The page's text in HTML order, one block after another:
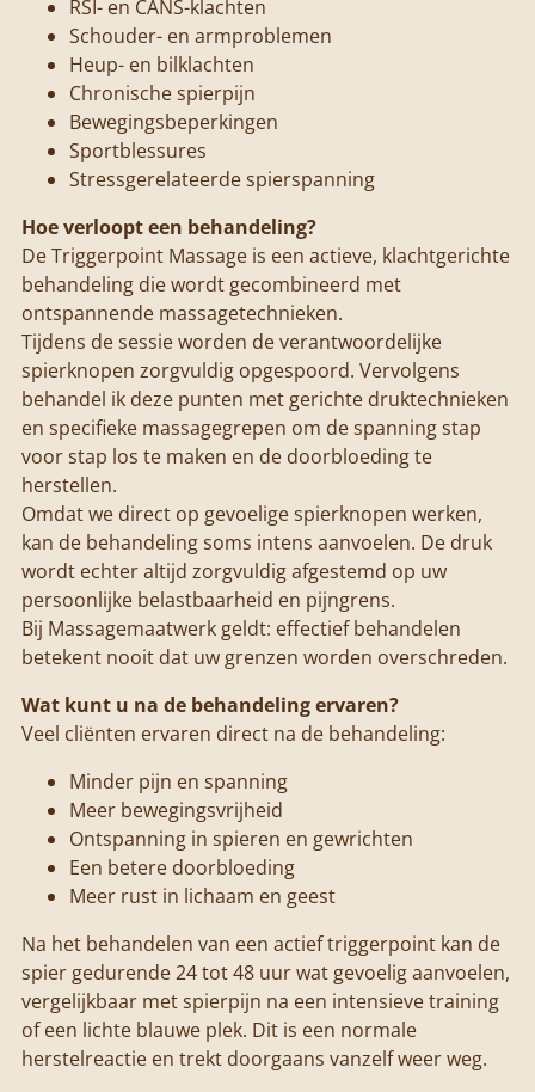
RSI- en CANS-klachten
Schouder- en armproblemen
Heup- en bilklachten
Chronische spierpijn
Bewegingsbeperkingen
Sportblessures
Stressgerelateerde spierspanning
Hoe verloopt een behandeling?
De Triggerpoint Massage is een actieve, klachtgerichte
behandeling die wordt gecombineerd met
ontspannende massagetechnieken.
Tijdens de sessie worden de verantwoordelijke
spierknopen zorgvuldig opgespoord. Vervolgens
behandel ik deze punten met gerichte druktechnieken
en specifieke massagegrepen om de spanning stap
voor stap los te maken en de doorbloeding te
herstellen.
Omdat we direct op gevoelige spierknopen werken,
kan de behandeling soms intens aanvoelen. De druk
wordt echter altijd zorgvuldig afgestemd op uw
persoonlijke belastbaarheid en pijngrens.
Bij Massagemaatwerk geldt: effectief behandelen
betekent nooit dat uw grenzen worden overschreden.
Wat kunt u na de behandeling ervaren?
Veel cliënten ervaren direct na de behandeling:
Minder pijn en spanning
Meer bewegingsvrijheid
Ontspanning in spieren en gewrichten
Een betere doorbloeding
Meer rust in lichaam en geest
Na het behandelen van een actief triggerpoint kan de
spier gedurende 24 tot 48 uur wat gevoelig aanvoelen,
vergelijkbaar met spierpijn na een intensieve training
of een lichte blauwe plek. Dit is een normale
herstelreactie en trekt doorgaans vanzelf weer weg.